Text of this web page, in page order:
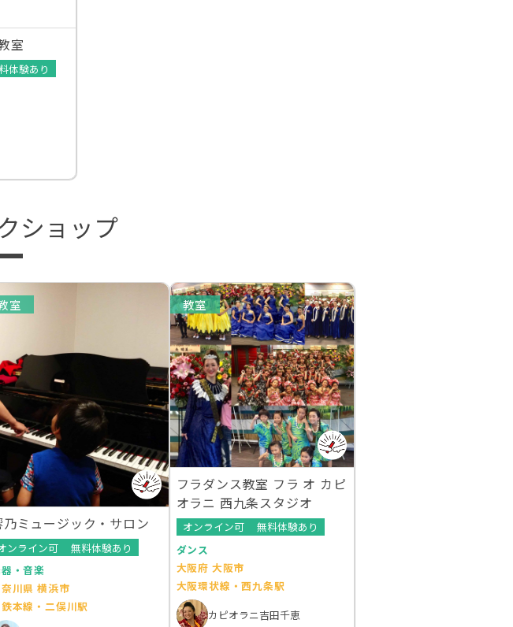
室
体験あり
ショップ
室
乃ミュージック・サロン
ンライン可
無料体験あり
・音楽
川県 横浜市
本線・二俣川駅
教室
フラダンス教室 フラ オ カピ
オラニ 西九条スタジオ
オンライン可
無料体験あり
ダンス
大阪府 大阪市
大阪環状線・西九条駅
カピオラニ吉田千恵